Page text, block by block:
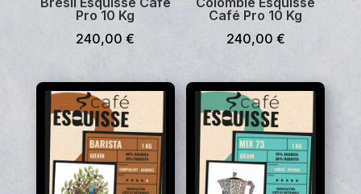
Pro 10 Kg
240,00€
Café Pro 10 Kg
240,00 €